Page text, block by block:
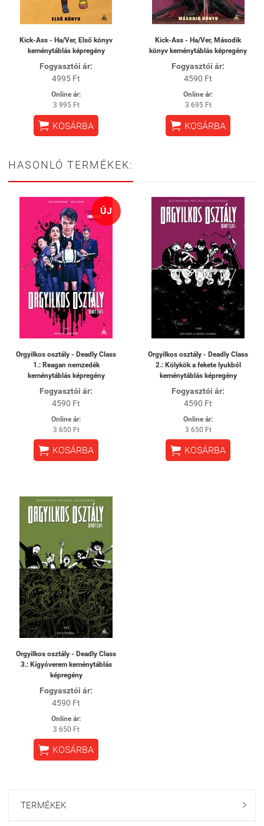
Kick-Ass - Ha/Ver, Első könyv
keménytáblás képregény
Fogyasztói ár:
4995 Ft
Online ár:
3 995 Ft
 KOSÁRBA
Kick-Ass - Ha/Ver, Második
könyv keménytáblás képregény
Fogyasztói ár:
4590 Ft
Online ár:
3 695 Ft
 KOSÁRBA
HASONLÓ TERMÉKEK:
ÚJ
Orgyilkos osztály - Deadly Class
1.: Reagan nemzedék
keménytáblás képregény
Fogyasztói ár:
4590 Ft
Online ár:
3 650 Ft
 KOSÁRBA
Orgyilkos osztály - Deadly Class
2.: Kölykök a fekete lyukból
keménytáblás képregény
Fogyasztói ár:
4590 Ft
Online ár:
3 650 Ft
 KOSÁRBA
Orgyilkos osztály - Deadly Class
3.: Kígyóverem keménytáblás
képregény
Fogyasztói ár:
4590 Ft
Online ár:
3 650 Ft
 KOSÁRBA
TERMÉKEK 